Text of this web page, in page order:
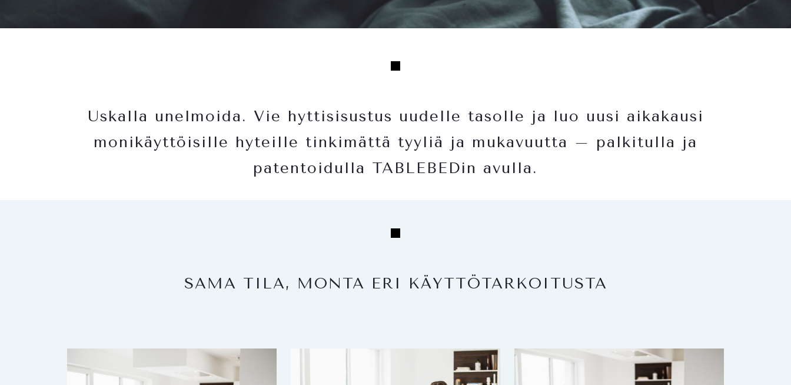
Uskalla unelmoida. Vie hyttisisustus uudelle tasolle ja luo uusi aikakausi
monikäyttöisille hyteille tinkimättä tyyliä ja mukavuutta – palkitulla ja
patentoidulla TABLEBEDin avulla.
SAMA TILA, MONTA ERI KÄYTTÖTARKOITUSTA